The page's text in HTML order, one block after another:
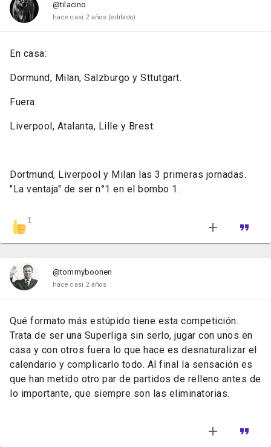
@tilacino
hace casi 2 años (editado)
En casa:
Dormund, Milan, Salzburgo y Sttutgart.
Fuera:
Liverpool, Atalanta, Lille y Brest.
Dortmund, Liverpool y Milan las 3 primeras jornadas.
"La ventaja" de ser n°1 en el bombo 1.
1
@tommyboonen
hace casi 2 años
Qué formato más estúpido tiene esta competición.
Trata de ser una Superliga sin serlo, jugar con unos en
casa y con otros fuera lo que hace es desnaturalizar el
calendario y complicarlo todo. Al final la sensación es
que han metido otro par de partidos de relleno antes de
lo importante, que siempre son las eliminatorias.